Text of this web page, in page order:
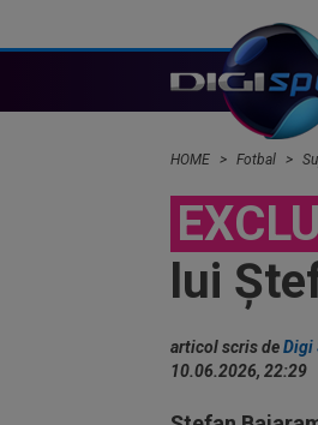
HOME Fotbal
lui
articol scris deDigi
10.06.2026, 22:29